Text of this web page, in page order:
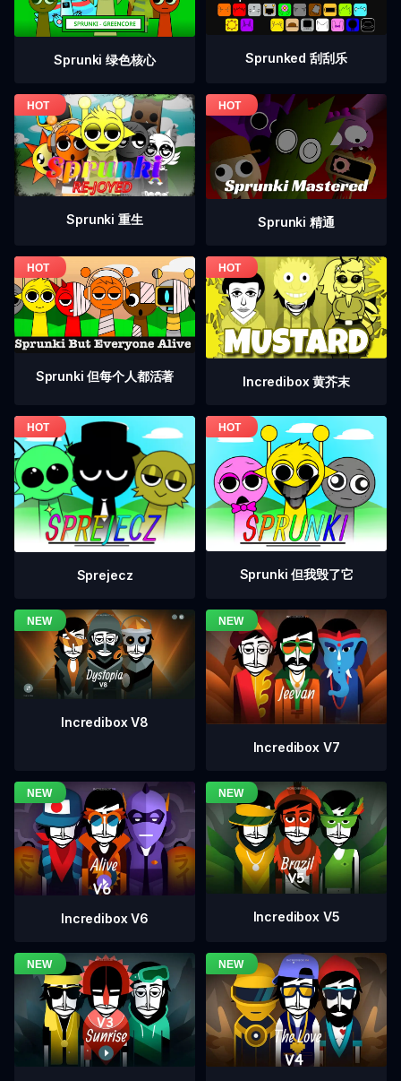
Sprunki 绿色核心 Sprunked 刮刮乐
Sprunki 重生 Sprunki 精通
Sprunki 但每个人都活著 Incredibox 黄芥末
Sprejecz Sprunki 但我毁了它
Incredibox V8
Incredibox V7
Incredibox V6 Incredibox V5